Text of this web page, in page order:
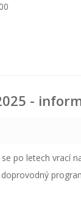
-
po letech vrací